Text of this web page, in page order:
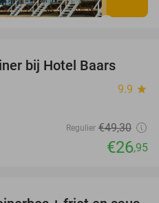
bij Hotel Baars
9.9 star
Regulier €49,30
€26,95